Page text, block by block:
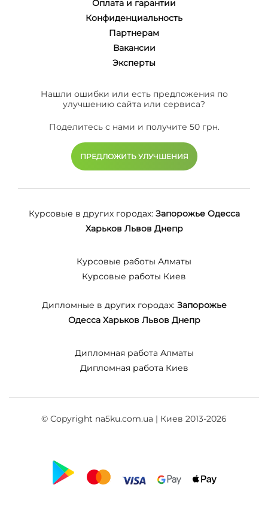
Оплата и гарантии
Конфиденциальность
Партнерам
Вакансии
Эксперты
Нашли ошибки или есть предложения по
улучшению сайта или сервиса?
Поделитесь с нами и получите 50 грн.
ПРЕДЛОЖИТЬ УЛУЧШЕНИЯ
Курсовые в других городах: Запорожье Одесса
Харьков Львов Днепр
Курсовые работы Алматы
Курсовые работы Киев
Дипломные в других городах: Запорожье
Одесса Харьков Львов Днепр
Дипломная работа Алматы
Дипломная работа Киев
© Copyright na5ku.com.ua | Киев 2013-2026